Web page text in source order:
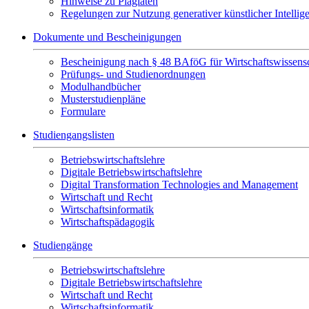
Regelungen zur Nutzung generativer künstlicher
Dokumente und Bescheinigungen
Bescheinigung nach § 48 BAföG für
Prüfungs- und Studienordnungen
Modulhandbücher
Musterstudienpläne
Formulare
Studiengangslisten
Betriebswirtschaftslehre
Digitale Betriebswirtschaftslehre
Digital Transformation Technologies and Management
Wirtschaft und Recht
Wirtschaftsinformatik
Wirtschaftspädagogik
Studiengänge
Betriebswirtschaftslehre
Digitale Betriebswirtschaftslehre
Wirtschaft und Recht